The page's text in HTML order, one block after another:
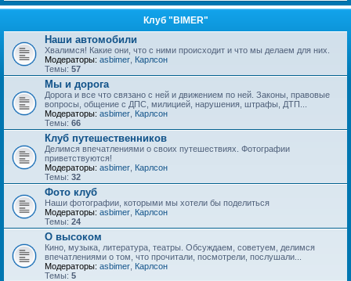
Клуб "BIMER"
Наши автомобили
Хвалимся! Какие они, что с ними происходит и что мы делаем для них.
Модераторы: asbimer Карлсон
Темы: 57
Мы и дорога
Дорога и все что связано с ней и движением по ней. Законы, правовые
вопросы, общение с ДПС, милицией, нарушения, штрафы, ДТП...
Модераторы: asbimer Карлсон
Темы: 66
Клуб путешественников
Делимся впечатлениями о своих путешествиях. Фотографии
приветствуются!
Модераторы: asbimer Карлсон
Темы: 32
Фото клуб
Наши фотографии, которыми мы хотели бы поделиться
Модераторы: asbimer Карлсон
Темы: 24
О высоком
Кино, музыка, литература, театры. Обсуждаем, советуем, делимся
впечатлениями о том, что прочитали, посмотрели, послушали...
Модераторы: asbimer Карлсон
Темы: 5